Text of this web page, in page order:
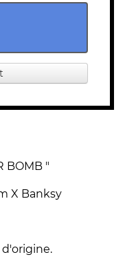
BOMB "
X Banksy
d'origine.